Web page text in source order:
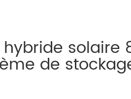
solaire
de